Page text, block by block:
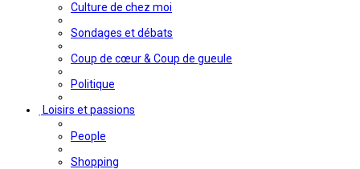
Culture de chez moi
Sondages et débats
Coup de cœur & Coup de gueule
Politique
Loisirs et passions
People
Shopping